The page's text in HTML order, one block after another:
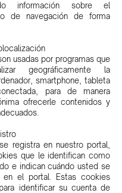
información sobre el
de navegación de forma
usadas por programas que
geográficamente la
smartphone, tableta
para de manera
ofrecerle contenidos y
registra en nuestro portal,
que le identifican como
e indican cuándo usted se
en el portal. Estas cookies
identificar su cuenta de